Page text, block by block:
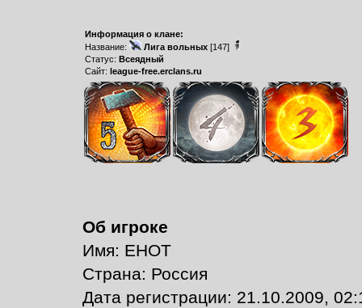
Информация о клане:
Название:
Лига вольных[147]
Статус: Всеядный
Сайт: league-free.erclans.ru
Об игроке
Имя: ЕНОТ
Страна: Россия
Дата регистрации: 21.10.2009,